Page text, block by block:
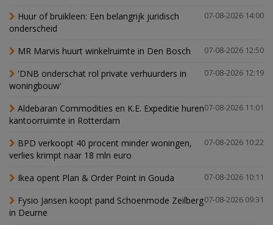
07-08-2026 14:00
Huur of bruikleen: Een belangrijk juridisch
onderscheid
07-08-2026 12:50
MR Marvis huurt winkelruimte in Den Bosch
07-08-2026 12:19
'DNB onderschat rol private verhuurders in
woningbouw'
07-08-2026 11:01
Aldebaran Commodities en K.E. Expeditie huren
kantoorruimte in Rotterdam
07-08-2026 10:22
BPD verkoopt 40 procent minder woningen,
verlies krimpt naar 18 mln euro
07-08-2026 10:11
Ikea opent Plan & Order Point in Gouda
07-08-2026 09:31
Fysio Jansen koopt pand Schoenmode Zeilberg
in Deurne